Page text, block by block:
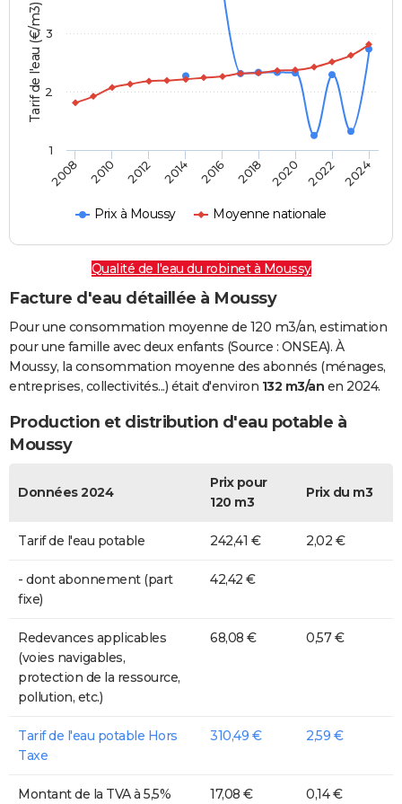
Tarif de l'eau (€/m3)
Prix à Moussy Moyenne nationale
2008 2010 2012 2014 2016 2018 2020 2022 2024
1
2
3
Qualité de l'eau du robinet à Moussy
Facture d'eau détaillée à Moussy
Pour une consommation moyenne de 120 m3/an, estimation
pour une famille avec deux enfants (Source : ONSEA). À
Moussy, la consommation moyenne des abonnés (ménages,
entreprises, collectivités...) était d'environ 132 m3/an en 2024.
Production et distribution d'eau potable à
Moussy
Données 2024
Prix pour
120 m3
Prix du m3
Tarif de l'eau potable 242,41 € 2,02 €
- dont abonnement (part
fixe)
42,42 €
Redevances applicables
(voies navigables,
protection de la ressource,
pollution, etc.)
68,08 € 0,57 €
Tarif de l'eau potable Hors
Taxe
310,49 € 2,59 €
Montant de la TVA à 5,5% 17,08 € 0,14 €